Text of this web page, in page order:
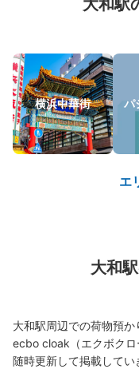
大和駅
横浜中華街 パ
エ
大和
大和駅周辺での荷物預か
ecbo cloak（エクボクロ
随時更新して掲載してい